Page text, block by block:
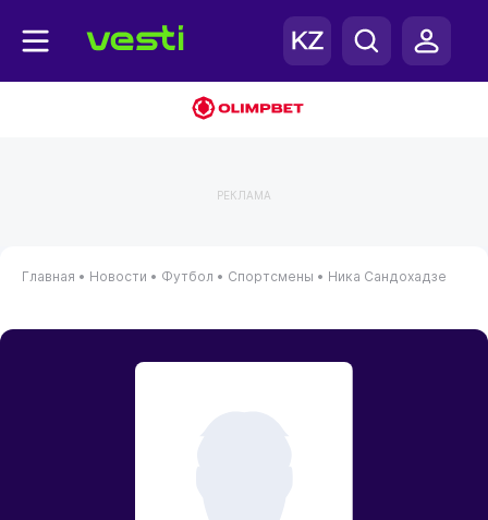
РЕКЛАМА
Главная • Новости • Футбол • Спортсмены • Ника Сандохадзе